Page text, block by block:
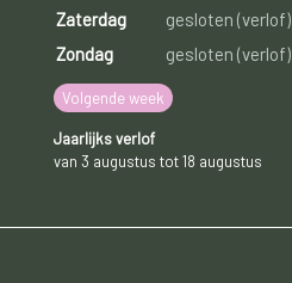
Zaterdag
gesloten (verlof)
Zondag
gesloten (verlof)
Volgende week
Jaarlijks verlof
van 3 augustus tot 18 augustus